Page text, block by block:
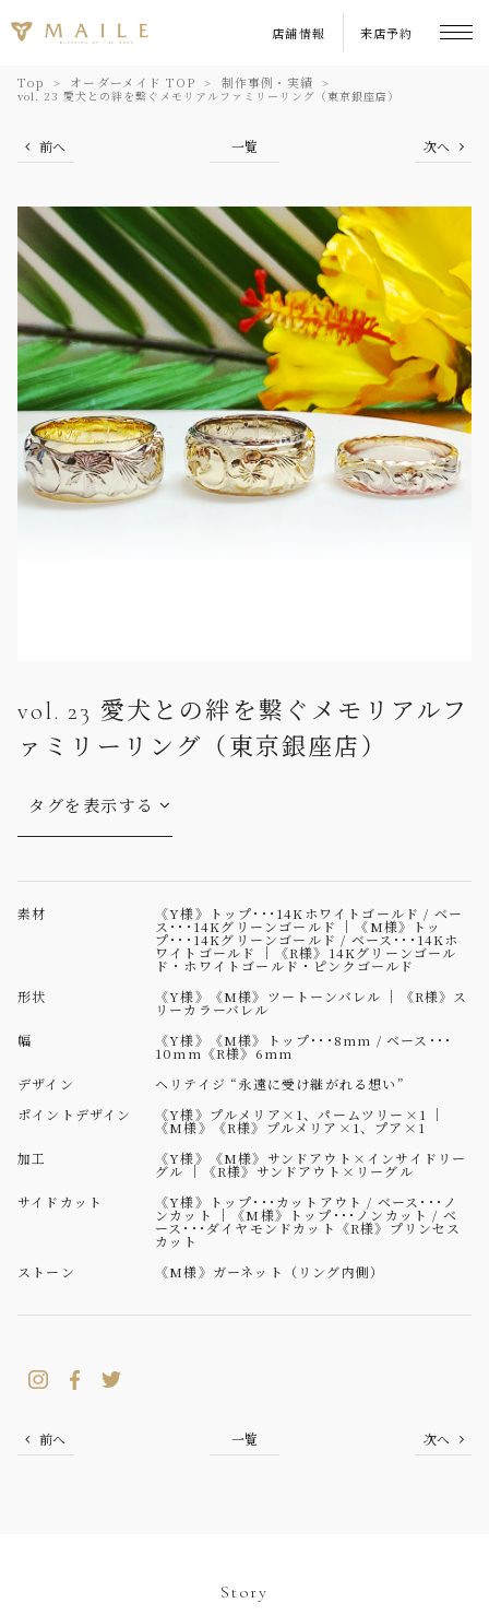
店舗情報 来店予約
Top オーダーメイド TOP 制作事例・実績
vol. 23 愛犬との絆を繋ぐメモリアルファミリーリング（東京銀座店）
前へ 一覧 次へ
vol. 23 愛犬との絆を繋ぐメモリアルフ
ァミリーリング（東京銀座店）
タグを表示する
素材 《Y様》トップ･･･14Kホワイトゴールド / ベー
ス･･･14Kグリーンゴールド ｜《M様》トッ
プ･･･14Kグリーンゴールド / ベース･･･14Kホ
ワイトゴールド ｜《R様》14Kグリーンゴール
ド・ホワイトゴールド・ピンクゴールド
形状
《Y様》《M様》ツートーンバレル ｜《R様》ス
リーカラーバレル
幅
《Y様》《M様》トップ･･･8mm / ベース･･･
10mm《R様》6mm
デザイン
ヘリテイジ “永遠に受け継がれる想い”
ポイントデザイン
《Y様》プルメリア×1、パームツリー×1 ｜
《M様》《R様》プルメリア×1、プア×1
加工
《Y様》《M様》サンドアウト×インサイドリー
グル ｜《R様》サンドアウト×リーグル
サイドカット
《Y様》トップ･･･カットアウト / ベース･･･ノ
ンカット ｜《M様》トップ･･･ノンカット / ベ
ース･･･ダイヤモンドカット《R様》プリンセス
カット
ストーン
《M様》ガーネット（リング内側）
前へ 一覧 次へ
Story